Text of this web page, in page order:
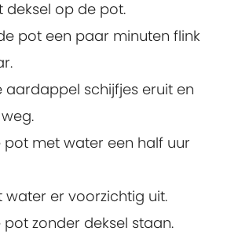
deksel op de pot.
pot een paar minuten flink
aardappel schijfjes eruit en
pot met water een half uur
water er voorzichtig uit.
pot zonder deksel staan.